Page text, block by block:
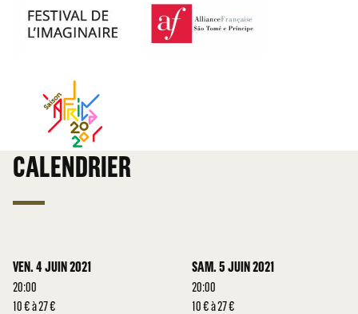
CALENDRIER
VEN. 4 JUIN 2021
20:00
10 € à 27 €
SAM. 5 JUIN 2021
20:00
10 € à 27 €